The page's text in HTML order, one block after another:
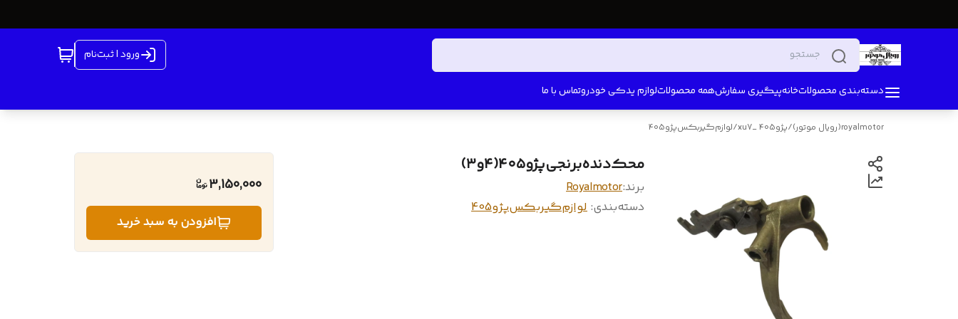
ورود | ثبت‌نام
دسته‌بندی محصولاتخانهپیگیری سفارشهمه محصولاتلوازم یدکی خودروتماس با ما
royalmotor(رویال موتور) /پژو405 _xu7 /لوازم‌گیربکس‌پژو405
محک‌دنده‌برنجی‌پژو۴۰۵(۴و۳)
برند:Royalmotor
دسته‌بندی: لوازم‌گیربکس‌پژو405
3,150,000
افزودن به سبد خرید